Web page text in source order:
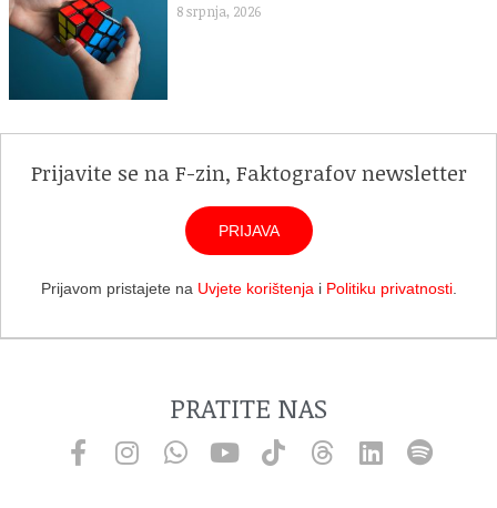
8 srpnja, 2026
Prijavite se na F-zin, Faktografov newsletter
PRIJAVA
Prijavom pristajete na Uvjete korištenja i Politiku privatnosti.
PRATITE NAS